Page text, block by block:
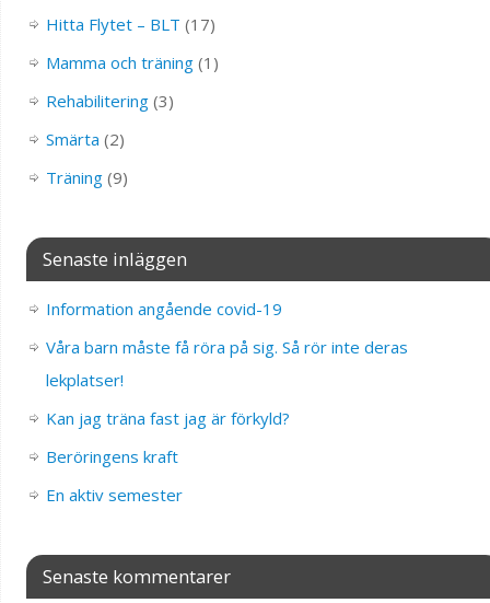
Hitta Flytet – BLT (17)
Mamma och träning(1)
Rehabilitering(3)
Smärta (2)
Träning(9)
Senaste inläggen
Information angående covid-19
Våra barn måste få röra på sig. Så rör inte deras
lekplatser!
Kan jag träna fast jag är förkyld?
Beröringens kraft
En aktiv semester
Senaste kommentarer